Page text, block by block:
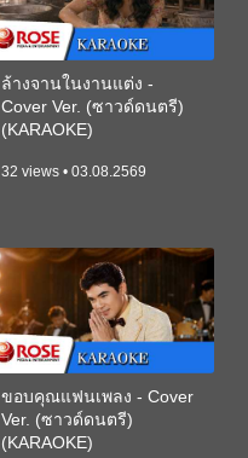
ล้างจานในงานแต่ง -
Cover Ver. (ซาวด์ดนตรี)
(KARAOKE)
32 views • 03.08.2569
ขอบคุณแฟนเพลง - Cover
Ver. (ซาวด์ดนตรี)
(KARAOKE)